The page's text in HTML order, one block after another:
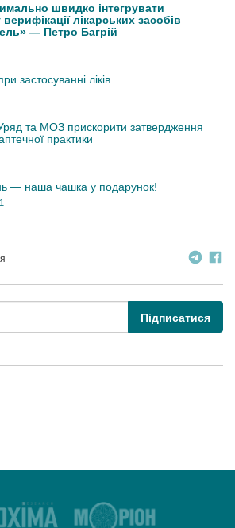
швидко інтегрувати
лікарських засобів
— Петро Багрій
застосуванні ліків
та МОЗ прискорити затвердження
практики
— наша чашка у подарунок!
1
Підписатися